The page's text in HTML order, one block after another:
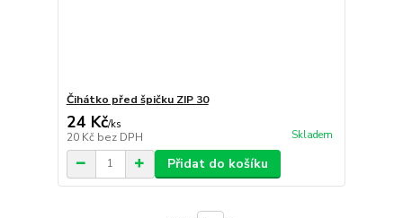
Čihátko před špičku ZIP 30
24 Kč/ks
20 Kč bez DPH Skladem
Přidat do košíku